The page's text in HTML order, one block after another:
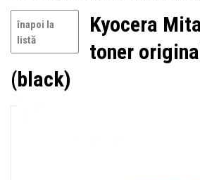
înapoi la
listă
Kyocera
toner
(black)